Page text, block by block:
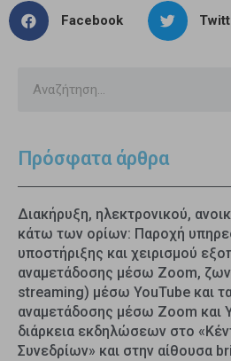
Facebook
Πρόσφατα άρθρα
Διακήρυξη, ηλεκτρονικού,
κάτω των ορίων: Παροχή
υποστήριξης και χειρισμού
αναμετάδοσης μέσω Zoom,
streaming) μέσω YouTube και
αναμετάδοσης μέσω Zoom και
διάρκεια εκδηλώσεων στο
Συνεδρίων» και στην αίθουσα